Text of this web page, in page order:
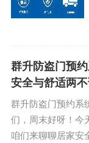
群升防盗门预
安全与舒适两
群升防盗门预约系
们，周末好呀！今
咱们来聊聊居家安